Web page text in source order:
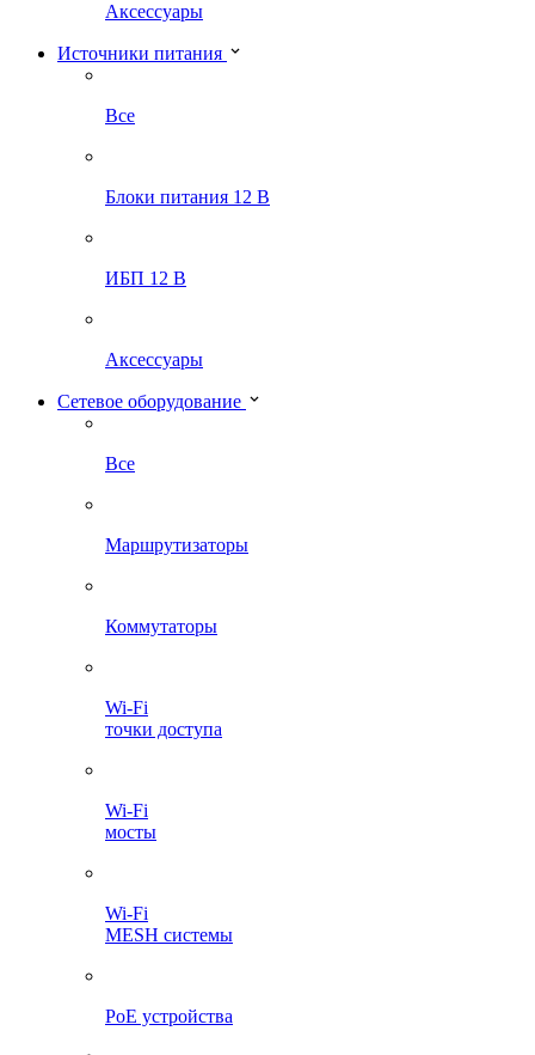
Аксессуары
Источники питания
Все
Блоки питания 12 В
ИБП 12 В
Аксессуары
Сетевое оборудование
Все
Маршрутизаторы
Коммутаторы
Wi-Fi
точки доступа
Wi-Fi
мосты
Wi-Fi
MESH системы
PoE устройства